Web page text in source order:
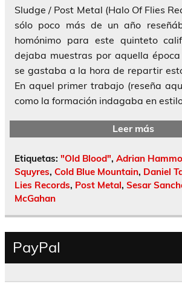
Sludge / Post Metal (Halo Of Flies
sólo poco más de un año
homónimo para este quinteto
dejaba muestras por aquella
se gastaba a la hora de repartir
En aquel primer trabajo (reseña
como la formación indagaba en
Leer más
Etiquetas: "Old Blood", Adrian
Squyres, Cold Blue Mountain, Daniel
Lies Records, Post Metal, Sesar
McGahan
PayPal